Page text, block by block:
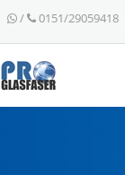
/ 0151/29059418